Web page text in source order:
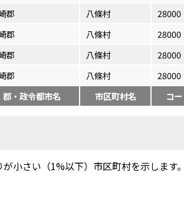
郡 八條村 28000
郡 八條村 28000
郡 八條村 28000
郡 八條村 28000
郡・政令都市名 市区町村名 コ
小さい（1%以下）市区町村を示します